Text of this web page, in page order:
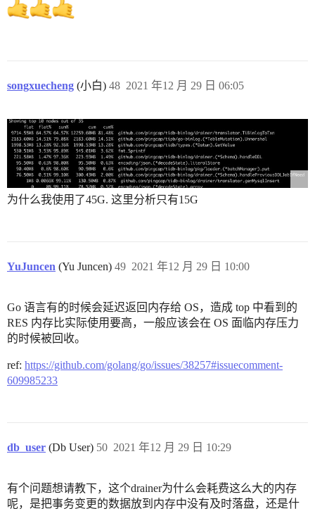
songxuecheng (小白) 2021 年12 月 29 日 06:05
48
为什么我使用了45G. 这里分析只有15G
YuJuncen (Yu Juncen) 2021 年12 月 29 日 10:00
49
Go 语言有的时候会延迟返回内存给 OS，造成 top 中看到的
RES 内存比实际使用要高，一般应该会在 OS 面临内存压力
的时候被回收。
ref: https://github.com/golang/go/issues/38257#issuecomment-
609985233
db_user (Db User) 2021 年12 月 29 日 10:29
50
有个问题想请教下，这个drainer为什么会耗费这么大的内存
呢，是把事务变更的数据放到内存中没有及时落盘，还是什